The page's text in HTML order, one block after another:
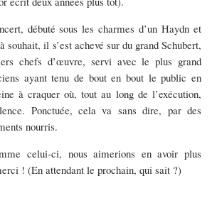
débuté sous les charmes d’un Haydn et
souhait, il s’est achevé sur du grand Schubert,
chefs d’œuvre, servi avec le plus grand
ayant tenu de bout en bout le public en
à craquer où, tout au long de l’exécution,
Ponctuée, cela va sans dire, par des
nourris.
celui-ci, nous aimerions en avoir plus
! (En attendant le prochain, qui sait ?)